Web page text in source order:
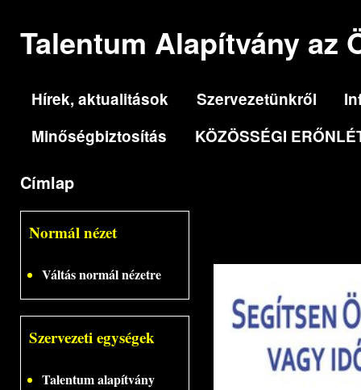
Talentum Alapítvány az
Főmenü
Hírek, aktualitások Szervezetünkről
Minőségbiztosítás
KÖZÖSSÉGI
Jelenlegi hely
Címlap
Normál nézet
Váltás normál nézetre
Szervezeti egységek
Talentum alapítvány